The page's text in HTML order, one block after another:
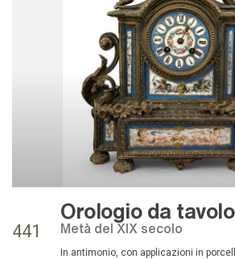
441
Orologio da tavolo
metà del XIX secolo
In antimonio, con applicazioni in porcellana policroma